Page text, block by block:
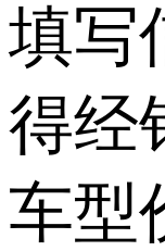
填写
得经
车型